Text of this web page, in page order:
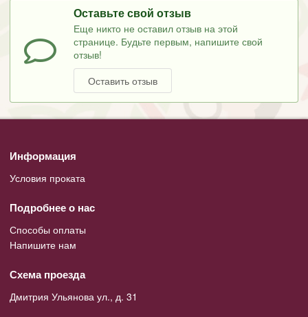
Оставьте свой отзыв
Еще никто не оставил отзыв на этой
странице. Будьте первым, напишите свой
отзыв!
Оставить отзыв
Информация
Условия проката
Подробнее о нас
Способы оплаты
Напишите нам
Схема проезда
Дмитрия Ульянова ул., д. 31